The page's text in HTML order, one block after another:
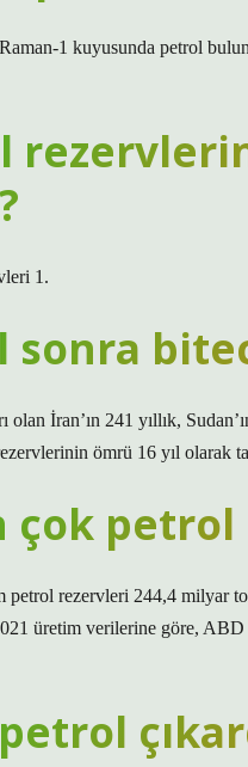
1 kuyusunda petrol
1.
sonra
olan İran’ın 241 yıllık,
ömrü 16 yıl olarak
çok
petrol rezervleri 244,4 milyar
üretim verilerine göre,